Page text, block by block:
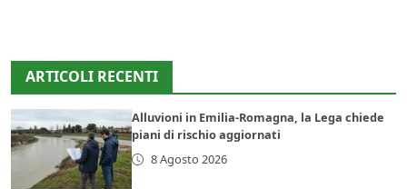
ARTICOLI RECENTI
Alluvioni in Emilia-Romagna, la Lega chiede
piani di rischio aggiornati
8 Agosto 2026